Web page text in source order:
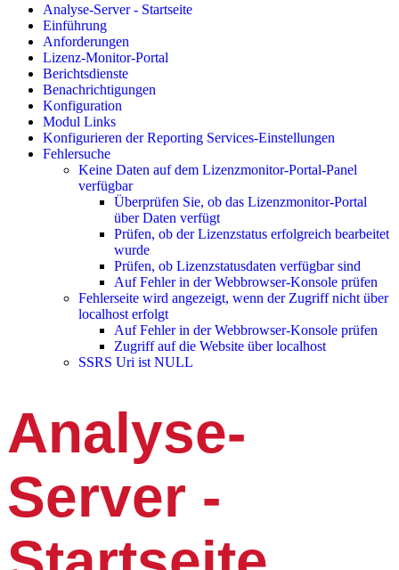
Analyse-Server - Startseite
Einführung
Anforderungen
Lizenz-Monitor-Portal
Berichtsdienste
Benachrichtigungen
Konfiguration
Modul Links
Konfigurieren der Reporting Services-Einstellungen
Fehlersuche
Keine Daten auf dem Lizenzmonitor-Portal-Panel
verfügbar
Überprüfen Sie, ob das Lizenzmonitor-Portal
über Daten verfügt
Prüfen, ob der Lizenzstatus erfolgreich bearbeitet
wurde
Prüfen, ob Lizenzstatusdaten verfügbar sind
Auf Fehler in der Webbrowser-Konsole prüfen
Fehlerseite wird angezeigt, wenn der Zugriff nicht über
localhost erfolgt
Auf Fehler in der Webbrowser-Konsole prüfen
Zugriff auf die Website über localhost
SSRS Uri ist NULL
Analyse-
Server -